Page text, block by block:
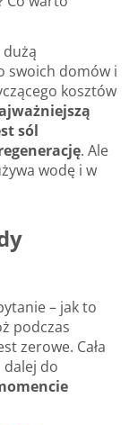
swoich domów i
kosztów
sól
. Ale
wodę i w
– jak to
podczas
zerowe. Cała
dalej do